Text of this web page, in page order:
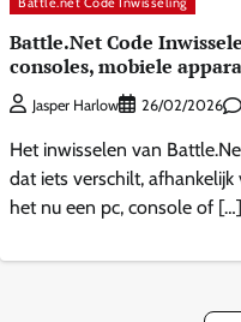
Battle.Net Code
consoles, mobiele
Jasper Harlow 26/02/2026
Het inwisselen van
dat iets verschilt,
het nu een pc, console of […]